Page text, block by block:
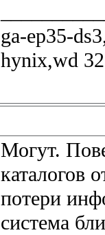
ga-ep35-
hynix,wd
Могут.
каталогов
потери
система